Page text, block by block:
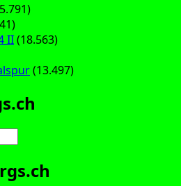
II(18.563)
(13.497)